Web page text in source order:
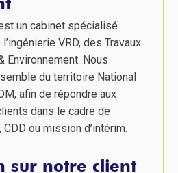
un cabinet spécialisé
VRD, des Travaux
Environnement. Nous
du territoire National
afin de répondre aux
dans le cadre de
ou mission d’intérim.
sur notre client